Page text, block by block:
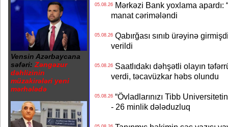
Vensin Azərbaycana
səfəri: Zəngəzur
dəhlizinin
müzakirələri yeni
mərhələdə
05.08.26Mərkəzi Bank yoxlama apardı:
manat cərimələndi
05.08.26Qabırğası sınıb ürəyinə
verildi
05.08.26Saatlıdakı dəhşətli olayın
verdi, təcavüzkar həbs olundu
05.08.26“Övladlarınızı Tibb
- 26 minlik dələduzluq